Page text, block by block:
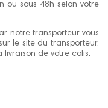
ou sous 48h selon votre
notre transporteur vous
le site du transporteur.
livraison de votre colis.